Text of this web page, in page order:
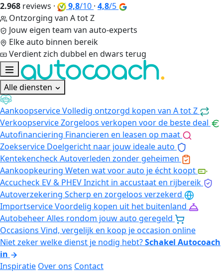
2.968 reviews · 9,8/10 · 4,8/5
Ontzorging van A tot Z
Jouw eigen team van auto-experts
Elke auto binnen bereik
Verdient zich dubbel en dwars terug
Alle diensten
AankoopserviceVolledig ontzorgd kopen van A tot Z
VerkoopserviceZorgeloos verkopen voor de beste deal
Autofinanciering Financieren en leasen op maat
Zoekservice Doelgericht naar jouw ideale auto
KentekencheckAutoverleden zonder geheimen
Aankoopkeuring Weten wat voor auto je écht koopt
Accucheck EV & PHEVInzicht in accustaat en rijbereik
Autoverzekering Scherp en zorgeloos verzekerd
ImportserviceVoordelig kopen uit het buitenland
AutobeheerAlles rondom jouw auto geregeld
Occasions Vind, vergelijk en koop je occasion online
Niet zeker welke dienst je nodig hebt?Schakel Autocoach
in
Inspiratie Over ons Contact